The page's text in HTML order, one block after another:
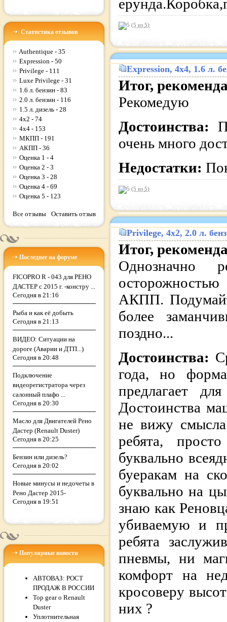
Статистика отзывов
Authentique - 35
Expression - 50
Privilege - 111
Luxe Privilege - 31
1.6 л. бензин - 83
2.0 л. бензин - 116
1.5 л. дизель - 28
4x2 - 74
4x4 - 153
МКПП - 191
АКПП - 36
Оценка 1 - 4
Оценка 2 - 3
Оценка 3 - 28
Оценка 4 - 69
Оценка 5 - 123
Все отзывы Оставить отзыв
Последнее на форуме
FICOPRO R - 043 для РЕНО
ДАСТЕР с 2015 г. -констру ...
Сегодня в 21:16
Рыба и как её добыть
Сегодня в 21:13
ВИДЕО: Ситуации на
дороге (Аварии и ДТП...)
Сегодня в 20:48
Подключение
видеорегистратора через
салонный плафо ...
Сегодня в 20:30
Масло для Двигателей Рено
Дастер (Renault Duster)
Сегодня в 20:25
Бензин или дизель?
Сегодня в 20:02
Новые минусы и недочеты в
Рено Дастер 2015-
Сегодня в 19:51
Популярные новости
АВТОВАЗ: РОСТ
ПРОДАЖ В РОССИИ
Top gear о Renault
Duster
Уплотнительная
(5 из 5)
Expression, 4x4, 1.6 л.
Итог,
Рекомедую
Достоинства:
очень много
Недостатки:
(5 из 5)
Privilege, 4x2, 2.0 л.
Итог,
Однозначно
АКПП.
более
поздно...
Достоинства:
года, но
предлагает
Достоинства
не вижу
ребята,
буквально
буеракам на
буквально на
знаю как
убиваемую и
ребята
пневмы, ни
комфорт на
кросоверу
них ?